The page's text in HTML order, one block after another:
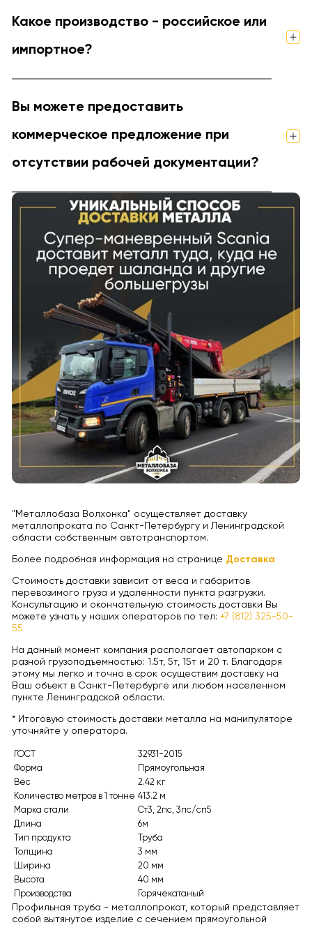
Какое производство - российское или
импортное?
Вы можете предоставить
коммерческое предложение при
отсутствии рабочей документации?
"Металлобаза Волхонка" осуществляет доставку
металлопроката по Санкт-Петербургу и Ленинградской
области собственным автотранспортом.
Более подробная информация на странице Доставка
Стоимость доставки зависит от веса и габаритов
перевозимого груза и удаленности пункта разгрузки.
Консультацию и окончательную стоимость доставки Вы
можете узнать у наших операторов по тел: +7 (812) 325-50-
55
На данный момент компания располагает автопарком с
разной грузоподъемностью: 1.5т, 5т, 15т и 20 т. Благодаря
этому мы легко и точно в срок осуществим доставку на
Ваш объект в Санкт-Петербурге или любом населенном
пункте Ленинградской области.
* Итоговую стоимость доставки металла на манипуляторе
уточняйте у оператора.
ГОСТ
32931-2015
Форма
Прямоугольная
Вес
2.42 кг
Количество метров в 1 тонне 413.2 м
Марка стали
Ст3, 2пс, 3пс/сп5
Длина
6м
Тип продукта
Труба
Толщина
3 мм
Ширина
20 мм
Высота
40 мм
Производства
Горячекатаный
Профильная труба - металлопрокат, который представляет
собой вытянутое изделие с сечением прямоугольной